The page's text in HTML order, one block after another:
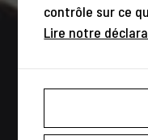
contrôle sur ce
Lire notre